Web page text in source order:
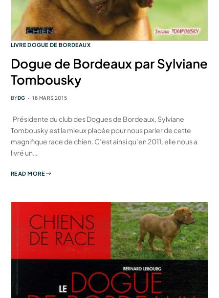
LIVRE DOGUE DE BORDEAUX
Dogue de Bordeaux par Sylviane
Tombousky
BYDG 18 MARS 2015
Présidente du club des Dogues de Bordeaux, Sylviane
Tombousky est la mieux placée pour nous parler de cette
magnifique race de chien. C’est ainsi qu’en 2011, elle nous a
livré un…
READ MORE